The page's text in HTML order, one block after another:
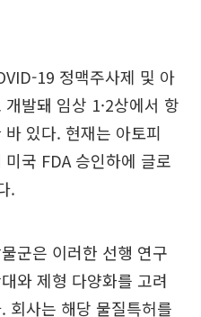
19 정맥주사제 및 아
발돼 임상 1·2상에서 항
있다. 현재는 아토피
국 FDA 승인하에 글로
.
군은 이러한 선행 연구
와 제형 다양화를 고려
회사는 해당 물질특허를